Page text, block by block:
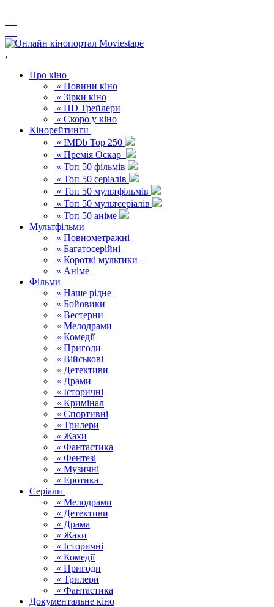
,
Про кіно
« Новини кіно
« Зірки кіно
« HD Трейлери
« Скоро у кіно
Кінорейтинги
« IMDb Top 250
« Премія Оскар
« Топ 50 фільмів
« Топ 50 серіалів
« Топ 50 мультфільмів
« Топ 50 мультсеріалів
« Топ 50 аніме
Мультфільми
« Повнометражні
« Багатосерійні
« Короткі мультики
« Аніме
Фільми
« Наше рідне
« Бойовики
« Вестерни
« Мелодрами
« Комедії
« Пригоди
« Військові
« Детективи
« Драми
« Історичні
« Кримінал
« Спортивні
« Трилери
« Жахи
« Фантастика
« Фентезі
« Музичні
« Еротика
Серіали
« Мелодрами
« Детективи
« Драма
« Жахи
« Історичні
« Комедії
« Пригоди
« Трилери
« Фантастика
Документальне кіно